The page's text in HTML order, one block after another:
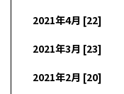
2021年4月 [22]
2021年3月 [23]
2021年2月 [20]